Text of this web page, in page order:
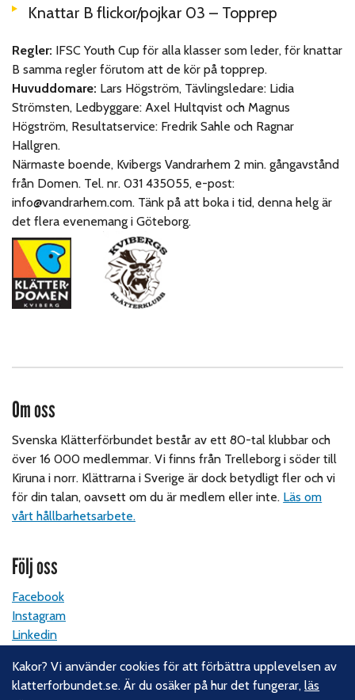
Knattar B flickor/pojkar 03 – Topprep
Regler: IFSC Youth Cup för alla klasser som leder, för knattar
B samma regler förutom att de kör på topprep.
Huvuddomare: Lars Högström, Tävlingsledare: Lidia
Strömsten, Ledbyggare: Axel Hultqvist och Magnus
Högström, Resultatservice: Fredrik Sahle och Ragnar
Hallgren.
Närmaste boende, Kvibergs Vandrarhem 2 min. gångavstånd
från Domen. Tel. nr. 031 435055, e-post:
info@vandrarhem.com. Tänk på att boka i tid, denna helg är
det flera evenemang i Göteborg.
Om oss
Svenska Klätterförbundet består av ett 80-tal klubbar och
över 16 000 medlemmar. Vi finns från Trelleborg i söder till
Kiruna i norr. Klättrarna i Sverige är dock betydligt fler och vi
för din talan, oavsett om du är medlem eller inte. Läs om
vårt hållbarhetsarbete.
Följ oss
Facebook
Instagram
Linkedin
Kakor? Vi använder cookies för att förbättra upplevelsen av
klatterforbundet.se. Är du osäker på hur det fungerar,läs